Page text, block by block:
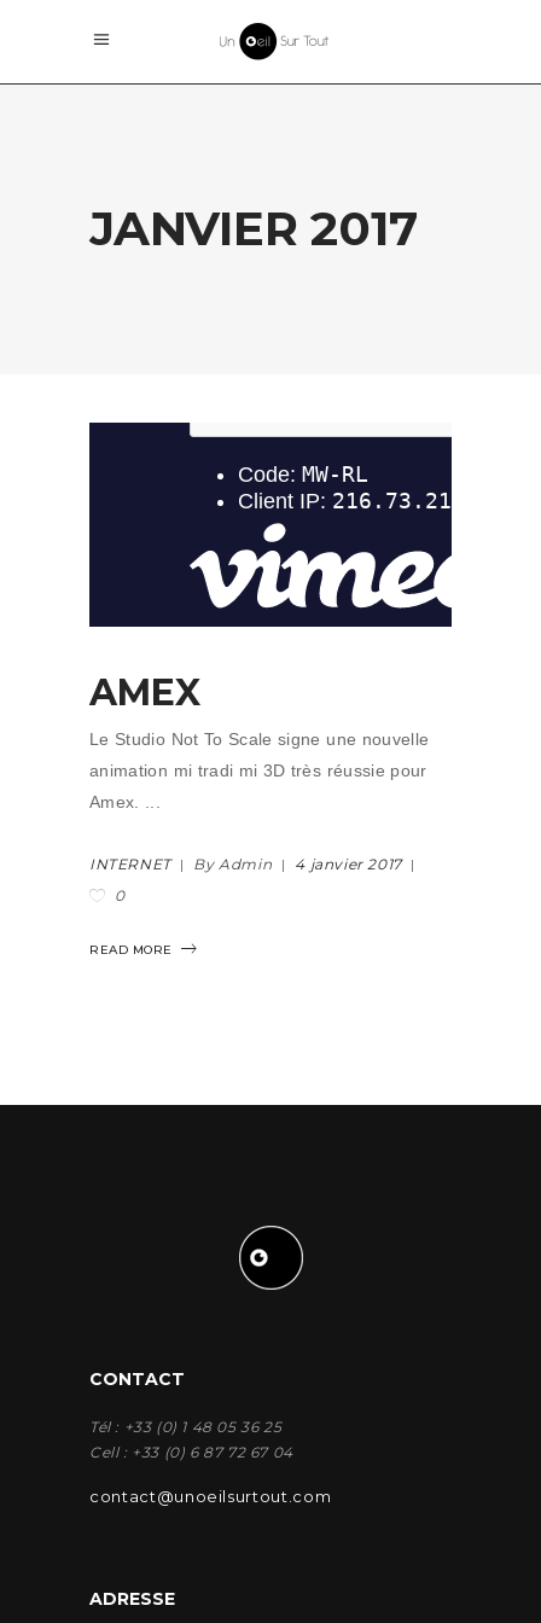
JANVIER 2017
AMEX
Le Studio Not To Scale signe une nouvelle
animation mi tradi mi 3D très réussie pour
Amex.
INTERNET By Admin
4 janvier 2017
0
READ MORE
CONTACT
Tél : +33 (0) 1 48 05 36 25
Cell : +33 (0) 6 87 72 67 04
contact@unoeilsurtout.com
ADRESSE